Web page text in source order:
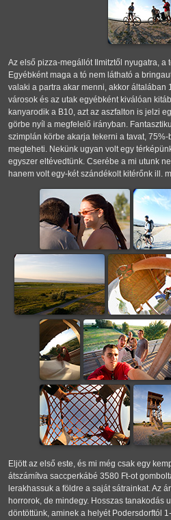
Az első pizza-megállót Ilmitztől nyugatra, a
Egyébként maga a tó nem látható a
valaki a partra akar menni, akkor általában
városok és az utak egyébként kiválóan
kanyarodik a B10, azt az aszfalton is jelzi
görbe nyíl a megfelelő irányban.
szimplán körbe akarja tekerni a tavat,
megteheti. Nekünk ugyan volt egy
egyszer eltévedtünk. Cserébe a mi utunk
hanem volt egy-két szándékolt kitérőnk ill.
Eljött az első este, és mi még csak egy
átszámítva saccperkábé 3580 Ft-ot
lerakhassuk a földre a saját sátrainkat. Az
horrorok, de mindegy. Hosszas tanakodás
döntöttünk, aminek a helyét Podersdorftól